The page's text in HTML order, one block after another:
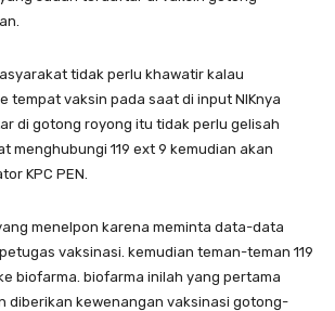
tidak perlu khawatir kalau
tempat vaksin pada saat di input NIKnya
di gotong royong itu tidak perlu gelisah
menghubungi 119 ext 9 kemudian akan
KPC PEN.
menelpon karena meminta data-data
vaksinasi. kemudian teman-teman 119
biofarma. biofarma inilah yang pertama
diberikan kewenangan vaksinasi gotong-